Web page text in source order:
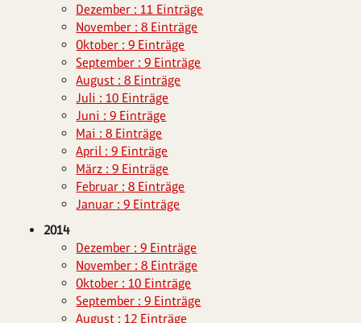
Dezember : 11 Einträge
November : 8 Einträge
Oktober : 9 Einträge
September : 9 Einträge
August : 8 Einträge
Juli : 10 Einträge
Juni : 9 Einträge
Mai : 8 Einträge
April : 9 Einträge
März : 9 Einträge
Februar : 8 Einträge
Januar : 9 Einträge
2014
Dezember : 9 Einträge
November : 8 Einträge
Oktober : 10 Einträge
September : 9 Einträge
August : 12 Einträge